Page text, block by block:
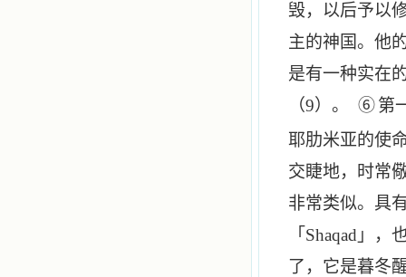
毁，以后予以
主的神国。他
是有一种实在
（9）。 ⑥第
耶肋米亚的使
交睫地，时常
非常类似。具
「 Shaqad 」，
了，它是暮冬